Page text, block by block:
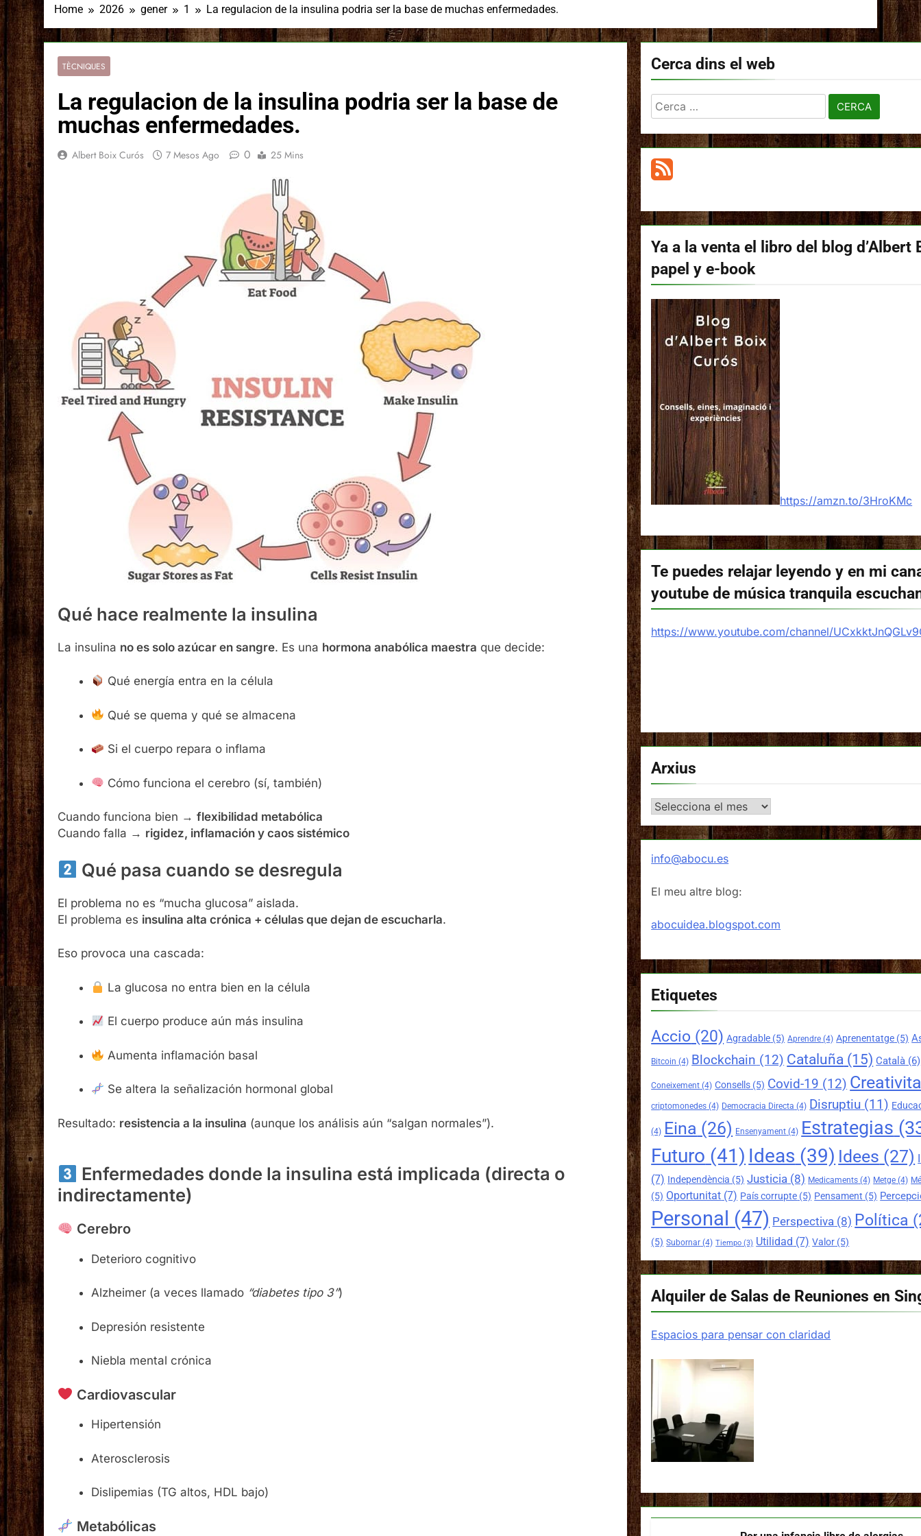
Home 2026 gener 1 La regulacion de la insulina podria ser la base de muchas enfermedades.
TÈCNIQUES
La regulacion de la insulina podria ser la base de
muchas enfermedades.
Albert Boix Curós 7 Mesos Ago 0 25 Mins
Qué hace realmente la insulina
La insulina no es solo azúcar en sangre. Es una hormona anabólica maestra que decide:
Qué energía entra en la célula
Qué se quema y qué se almacena
Si el cuerpo repara o inflama
Cómo funciona el cerebro (sí, también)
Cuando funciona bien → flexibilidad metabólica
Cuando falla → rigidez, inflamación y caos sistémico
Qué pasa cuando se desregula
El problema no es “mucha glucosa” aislada.
El problema es insulina alta crónica + células que dejan de escucharla.
Eso provoca una cascada:
La glucosa no entra bien en la célula
El cuerpo produce aún más insulina
Aumenta inflamación basal
Se altera la señalización hormonal global
Resultado: resistencia a la insulina (aunque los análisis aún “salgan normales”).
Enfermedades donde la insulina está implicada (directa o
indirectamente)
Cerebro
Deterioro cognitivo
Alzheimer (a veces llamado “diabetes tipo 3”)
Depresión resistente
Niebla mental crónica
Cardiovascular
Hipertensión
Aterosclerosis
Dislipemias (TG altos, HDL bajo)
Metabólicas
Cerca dins el web
Cerca:
Ya a la venta el libro del blog d’Albert
papel y e-book
https://amzn.to/3HroKMc
Te puedes relajar leyendo y en mi
youtube de música tranquila
https://www.youtube.com/channel/
Arxius
Arxius
info@abocu.es
El meu altre blog:
abocuidea.blogspot.com
Etiquetes
Accio(20) Agradable(5) Aprendre(4) Aprenentatge(5)
Bitcoin(4) Blockchain(12)Cataluña(15) Català(6)
Coneixement(4) Consells(5) Covid-19(12)
criptomonedes(4) Democracia Directa(4) Disruptiu(11)
(4) Eina(26) Ensenyament(4) Estrategias
Futuro(41)Ideas(39)Idees(27)
(7) Independència(5) Justicia(8) Medicaments(4) Metge(4)
(5) Oportunitat(7) País corrupte(5) Pensament(5)
Personal(47) Perspectiva(8) Política
(5) Subornar(4) Tiempo(3) Utilidad(7) Valor(5)
Alquiler de Salas de Reuniones en
Espacios para pensar con claridad